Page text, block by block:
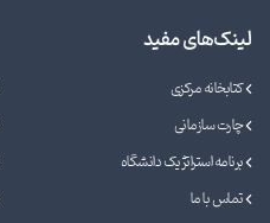
لینک‌های مفید
کتابخانه مرکزی
چارت سازمانی
برنامه استراتژیک دانشگاه
تماس با ما